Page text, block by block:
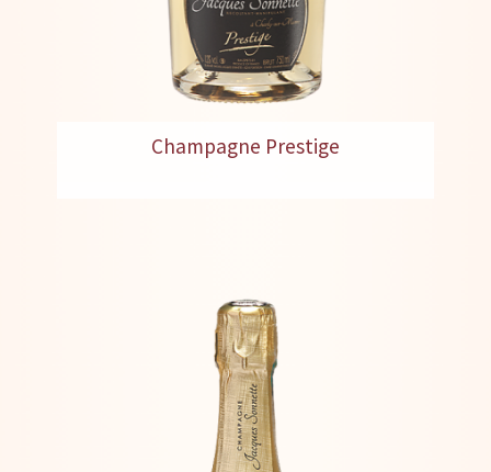
Champagne Prestige